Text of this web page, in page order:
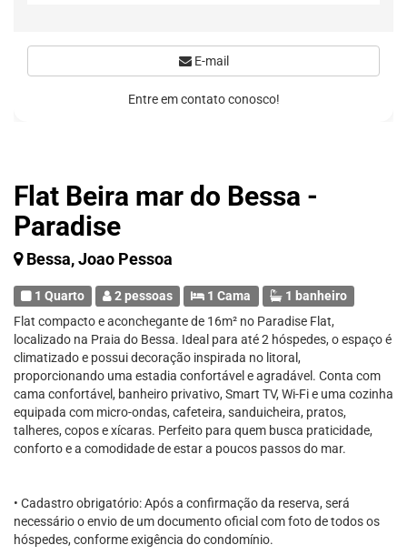
Flat Beira mar do Bessa -
Paradise
Bessa, Joao Pessoa
1 Quarto 2 pessoas 1 Cama
1 banheiro
Flat compacto e aconchegante de 16m² no Paradise Flat,
localizado na Praia do Bessa. Ideal para até 2 hóspedes, o espaço é
climatizado e possui decoração inspirada no litoral,
proporcionando uma estadia confortável e agradável. Conta com
cama confortável, banheiro privativo, Smart TV, Wi-Fi e uma cozinha
equipada com micro-ondas, cafeteira, sanduicheira, pratos,
talheres, copos e xícaras. Perfeito para quem busca praticidade,
conforto e a comodidade de estar a poucos passos do mar.
• Cadastro obrigatório: Após a confirmação da reserva, será
necessário o envio de um documento oficial com foto de todos os
hóspedes, conforme exigência do condomínio.
E-mail
Entre em contato conosco!